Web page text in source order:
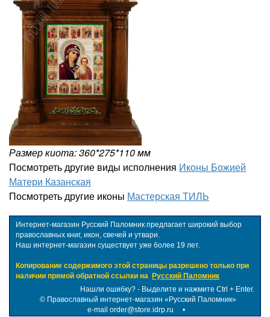
Размер киота: 360*275*110 мм
Посмотреть другие виды исполнения Иконы Божией
Матери Казанская
Посмотреть другие иконы Мастерская ТИЛЬ
Интернет-магазин Русский Паломник предлагает широкий выбор
православных книг, икон, свечей и утвари.
Наш интернет-магазин существует уже более 19 лет.
Копирование содержимого этой страницы разрешено только при
наличии прямой обратной ссылки на Русский Паломник
Нашли ошибку? - Выделите и нажмите Ctrl + Enter.
© Православный интернет-магазин «Русский Паломник»
e-mail order@store.idrp.ru •